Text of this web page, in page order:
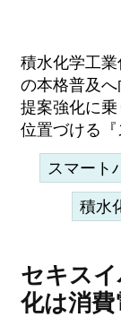
積水化学工
の本格普及へ
提案強化に
位置づける『
スマート
積水
セキス
化は消